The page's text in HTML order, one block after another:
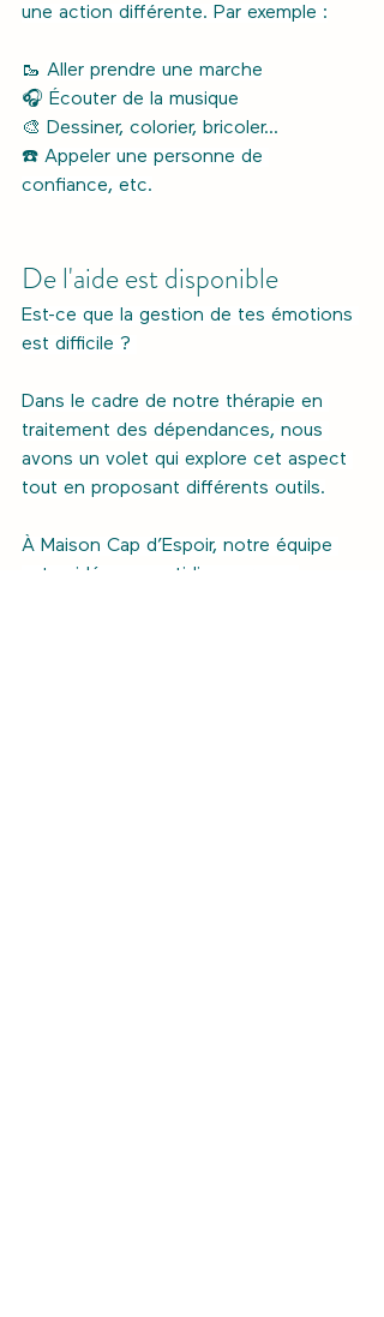
une action différente. Par exemple :
🥾 Aller prendre une marche
🎧 Écouter de la musique
🎨 Dessiner, colorier, bricoler...
☎️ Appeler une personne de
confiance, etc.
De l'aide est disponible
Est-ce que la gestion de tes émotions
est difficile ?
Dans le cadre de notre thérapie en
traitement des dépendances, nous
avons un volet qui explore cet aspect
tout en proposant différents outils.
À Maison Cap d’Espoir, notre équipe
est guidée au quotidien par nos